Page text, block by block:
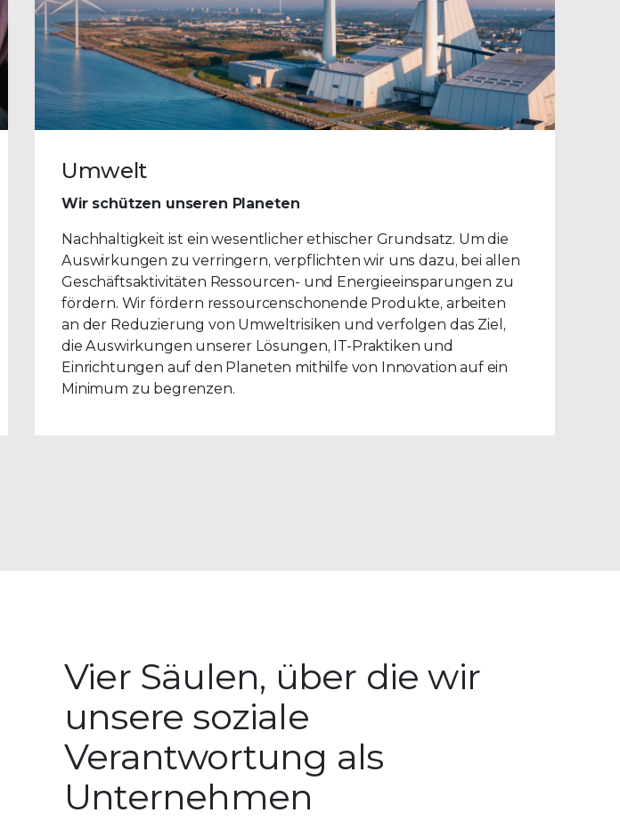
Umwelt
Wir schützen unseren Planeten
Nachhaltigkeit ist ein wesentlicher ethischer Grundsatz. Um die
Auswirkungen zu verringern, verpflichten wir uns dazu, bei allen
Geschäftsaktivitäten Ressourcen- und Energieeinsparungen zu
fördern. Wir fördern ressourcenschonende Produkte, arbeiten
an der Reduzierung von Umweltrisiken und verfolgen das Ziel,
die Auswirkungen unserer Lösungen, IT-Praktiken und
Einrichtungen auf den Planeten mithilfe von Innovation auf ein
Minimum zu begrenzen.
Vier Säulen, über die wir
unsere soziale
Verantwortung als
Unternehmen